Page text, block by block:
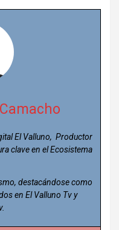
El Valluno, Productor
clave en el Ecosistema
destacándose como
en El Valluno Tv y